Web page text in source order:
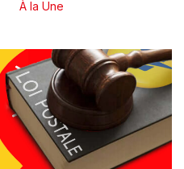
À la Une